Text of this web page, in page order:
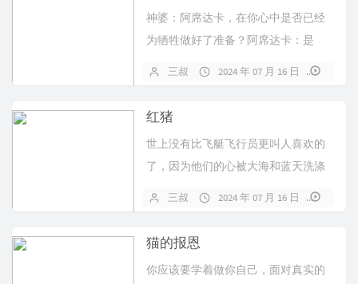
神婆：阿席达卡，在你心中是否已经
为牺牲做好了准备？阿席达卡：是
的，在我的箭射向它的时候，就已经
三叔 2024 年 07 月 16 日
红猪
世上没有比飞艇飞行员更叫人喜欢的
了，因为他们的心被大海和蓝天洗涤
三叔 2024 年 07 月 16 日
猫的报恩
你应该要学着做你自己，面对真实的